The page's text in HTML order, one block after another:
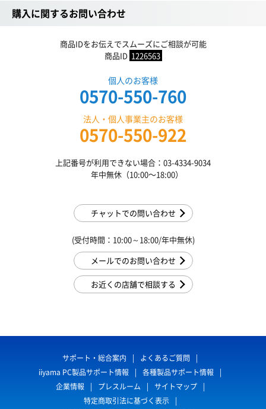
購入に関するお問い合わせ
商品IDをお伝えでスムーズにご相談が可能
商品ID 1226563
個人のお客様
0570-550-760
法人・個人事業主のお客様
0570-550-922
上記番号が利用できない場合：03-4334-9034
年中無休（10:00〜18:00）
チャットでの問い合わせ
(受付時間：10:00～18:00/年中無休)
メールでのお問い合わせ
お近くの店舗で相談する
サポート・総合案内
よくあるご質問
iiyama PC製品サポート情報
各種製品サポート情報
企業情報
プレスルーム
サイトマップ
特定商取引法に基づく表示